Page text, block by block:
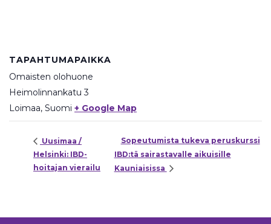
TAPAHTUMAPAIKKA
Omaisten olohuone
Heimolinnankatu 3
Loimaa, Suomi + Google Map
Uusimaa /
Helsinki: IBD-
hoitajan vierailu
Sopeutumista tukeva peruskurssi
IBD:tä sairastavalle aikuisille
Kauniaisissa